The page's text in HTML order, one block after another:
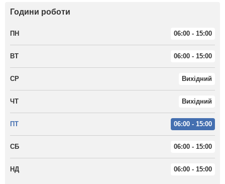
Години роботи
ПН 06:00 - 15:00
ВТ 06:00 - 15:00
СР Вихідний
ЧТ Вихідний
ПТ 06:00 - 15:00
СБ 06:00 - 15:00
НД 06:00 - 15:00